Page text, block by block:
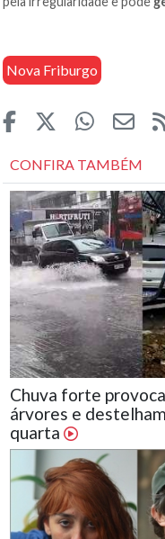
Nova Friburgo
CONFIRA TAMBÉM
Chuva forte
árvores e
quarta